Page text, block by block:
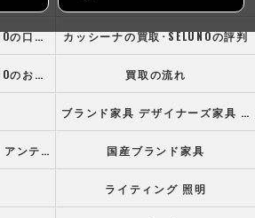
カッシーナの買取･SELUNOの口コミ情報 カッシーナの買取･SELUNOの評判
カッシーナの買取･SELUNOのお客様の声 買取の流れ
ブランド家具 デザイナーズ家具 高級オフィス家具
北欧家具 ビンテージ家具 アンティーク家具 国産ブランド家具
ライティング 照明